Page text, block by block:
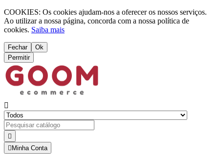
COOKIES: Os cookies ajudam-nos a oferecer os nossos serviços.
Ao utilizar a nossa página, concorda com a nossa política de
cookies. Saiba mais
Fechar
Ok
Permitir


 Minha Conta